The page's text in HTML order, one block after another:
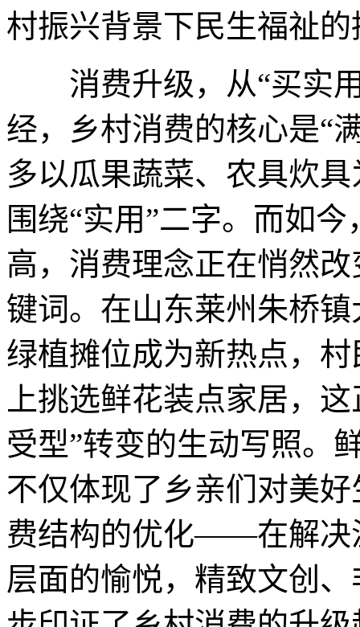
村振兴背景下民生福祉
消费升级，从“买实用
经，乡村消费的核心是“
多以瓜果蔬菜、农具炊
围绕“实用”二字。而如
高，消费理念正在悄然改
键词。在山东莱州朱桥
绿植摊位成为新热点，
上挑选鲜花装点家居，
受型”转变的生动写照。
不仅体现了乡亲们对美
费结构的优化——在解决
层面的愉悦，精致文创